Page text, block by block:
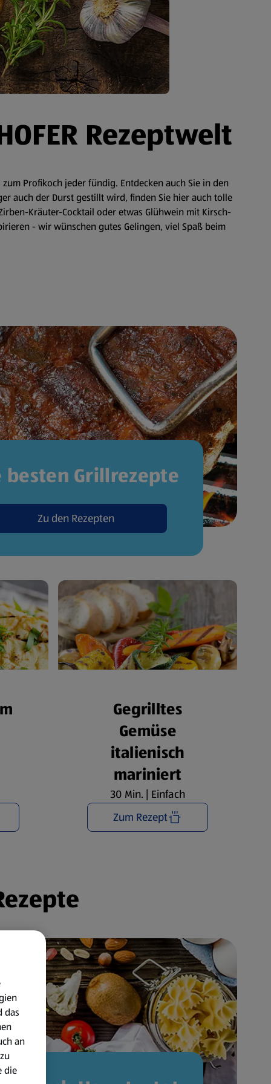
Rezeptwelt
Profikoch jeder fündig. Entdecken auch Sie in den
auch der Durst gestillt wird, finden Sie hier auch tolle
Kräuter-Cocktail oder etwas Glühwein mit Kirsch-
- wir wünschen gutes Gelingen, viel Spaß beim
besten Grillrezepte
Zu den Rezepten
Gegrilltes
Gemüse
italienisch
mariniert
30 Min. | Einfach
Zum Rezept
das
an
die